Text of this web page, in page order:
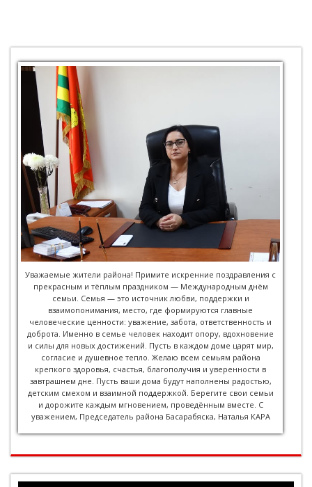
Уважаемые жители района! Примите искренние поздравления с
прекрасным и тёплым праздником — Международным днём
семьи. Семья — это источник любви, поддержки и
взаимопонимания, место, где формируются главные
человеческие ценности: уважение, забота, ответственность и
доброта. Именно в семье человек находит опору, вдохновение
и силы для новых достижений. Пусть в каждом доме царят мир,
согласие и душевное тепло. Желаю всем семьям района
крепкого здоровья, счастья, благополучия и уверенности в
завтрашнем дне. Пусть ваши дома будут наполнены радостью,
детским смехом и взаимной поддержкой. Берегите свои семьи
и дорожите каждым мгновением, проведённым вместе. С
уважением, Председатель района Басарабяска, Наталья КАРА